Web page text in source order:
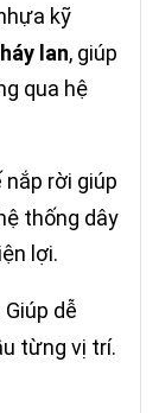
kỹ
lan, giúp
qua hệ
nắp rời giúp
thống dây
lợi.
Giúp dễ
từng vị trí.